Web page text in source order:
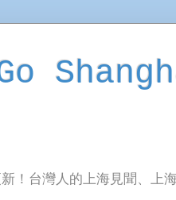
Go
！台灣人的上海見聞、上